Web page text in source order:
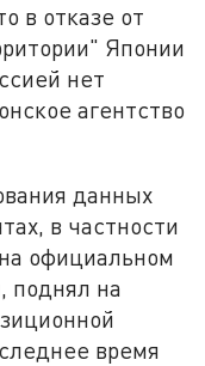
в отказе от
Японии
нет
агентство
данных
в частности
официальном
поднял на
время